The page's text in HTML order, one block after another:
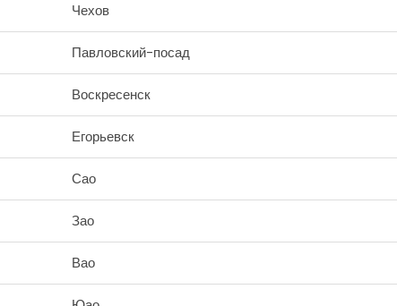
Чехов
Павловский-посад
Воскресенск
Егорьевск
Сао
Зао
Вао